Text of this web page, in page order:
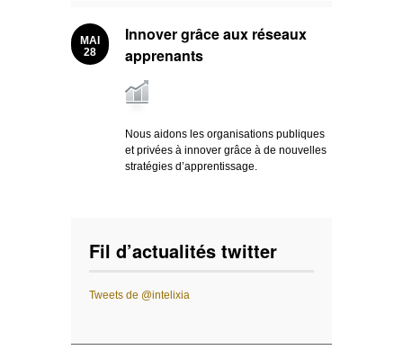
MAI
28
Innover grâce aux réseaux
apprenants
Nous aidons les organisations publiques
et privées à innover grâce à de nouvelles
stratégies d’apprentissage.
Fil d’actualités twitter
Tweets de @intelixia